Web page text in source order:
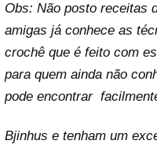
Obs: Não posto receitas
amigas já conhece as
crochê que é feito com
para quem ainda não
pode encontrar
Bjinhus e tenham um